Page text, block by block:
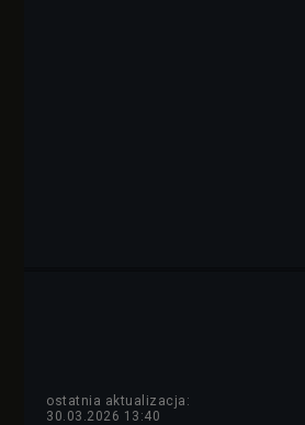
ostatnia aktualizacja:
30.03.2026 13:40